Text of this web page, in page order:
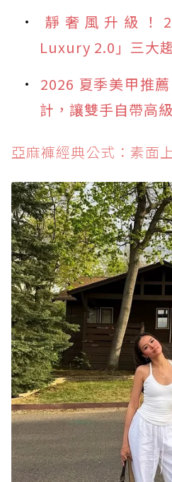
靜奢風升級！
Luxury 2.0」三大
2026 夏季美甲推
計，讓雙手自帶高
亞麻褲經典公式：素面